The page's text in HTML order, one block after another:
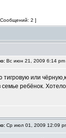
2 ]
Вс июн 21, 2009 6:14 pm
тигровую или
семье ребёнок.
Ср июл 01, 2009 12:09